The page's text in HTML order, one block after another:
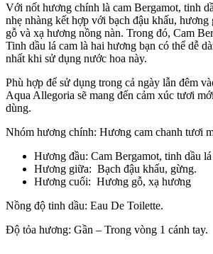
Với nốt hương chính là cam Bergamot, tinh
nhẹ nhàng kết hợp với bạch đậu khấu,
gỗ và xạ hương nồng nàn. Trong đó, Cam
Tinh dầu lá cam là hai hương bạn có thể dễ
nhất khi sử dụng nước hoa này.
Phù hợp để sử dụng trong cả ngày lẫn đêm
Aqua Allegoria sẽ mang đến cảm xúc tươi
dùng.
Nhóm hương chính: Hương cam chanh tươi
Hương đầu: Cam Bergamot, tinh dầu lá
Hương giữa: Bạch đậu khấu, gừng.
Hương cuối: Hương gỗ, xạ hương
Nồng độ tinh dầu: Eau De Toilette.
Độ tỏa hương: Gần – Trong vòng 1 cánh tay.